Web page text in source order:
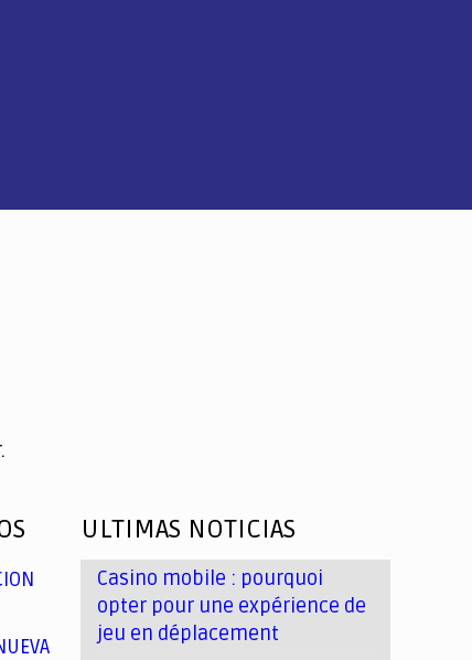
ULTIMAS NOTICIAS
Casino mobile : pourquoi
opter pour une expérience de
jeu en déplacement